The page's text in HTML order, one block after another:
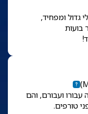
ומפחיד,
בועות
)
עבורו ועבורם, והם
טורפים.